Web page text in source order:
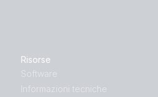
Risorse
Software
Informazioni tecniche